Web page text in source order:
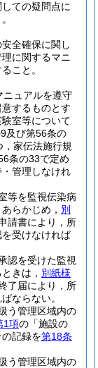
ての疑問点に
全確保に関し
に関するマニ
こと。
ニュアルを遵守
するものとす
室等について
及び第56条の
家伝法施行規
条の33で定め
管理しなけれ
等を監視伝染病
らかじめ， 別
請書により，所
受けなければ
認を受けた監視
きは， 別紙様
了届により，所
ならない。
う管理区域内の
1項の「施設の
記録を第18条
う管理区域内の